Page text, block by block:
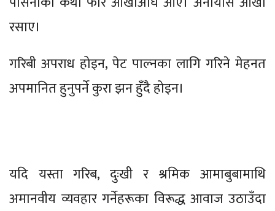
रसाए।
गरिबी अपराध होइन, पेट पाल्नका लागि गरिने मेहनत
अपमानित हुनुपर्ने कुरा झन हुँदै होइन।
यदि यस्ता गरिब, दुःखी र श्रमिक आमाबुबामाथि
अमानवीय व्यवहार गर्नेहरूका विरूद्ध आवाज उठाउँदा